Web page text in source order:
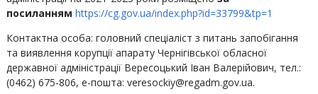
посиланням https://cg.gov.ua/index.php?id=33799&tp=1
Контактна особа: головний спеціаліст з питань запобігання
та виявлення корупції апарату Чернігівської обласної
державної адміністрації Вересоцький Іван Валерійович, тел.:
(0462) 675-806, е-пошта: veresockiy@regadm.gov.ua.